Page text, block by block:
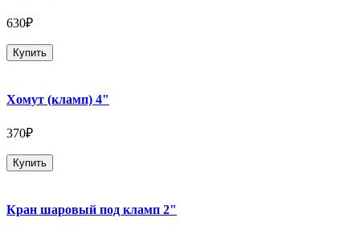
630₽
Купить
Хомут (кламп) 4"
370₽
Купить
Кран шаровый под кламп 2"